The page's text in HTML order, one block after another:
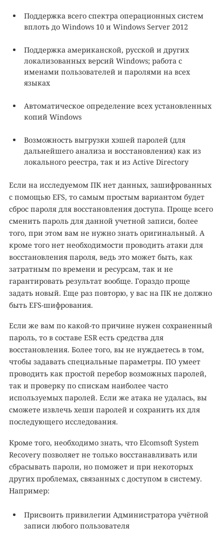
Поддержка всего спектра операционных систем
вплоть до Windows 10 и Windows Server 2012
Поддержка американской, русской и других
локализованных версий Windows; работа с
именами пользователей и паролями на всех
языках
Автоматическое определение всех установленных
копий Windows
Возможность выгрузки хэшей паролей (для
дальнейшего анализа и восстановления) как из
локального реестра, так и из Active Directory
Если на исследуемом ПК нет данных, зашифрованных
с помощью EFS, то самым простым вариантом будет
сброс пароля для восстановления доступа. Проще всего
сменить пароль для данной учетной записи, более
того, при этом вам не нужно знать оригинальный. А
кроме того нет необходимости проводить атаки для
восстановления пароля, ведь это может быть, как
затратным по времени и ресурсам, так и не
гарантировать результат вообще. Гораздо проще
задать новый. Еще раз повторю, у вас на ПК не должно
быть EFS-шифрования.
Если же вам по какой-то причине нужен сохраненный
пароль, то в составе ESR есть средства для
восстановления. Более того, вы не нуждаетесь в том,
чтобы задавать специальные параметры. ПО умеет
проводить как простой перебор возможных паролей,
так и проверку по спискам наиболее часто
используемых паролей. Если же атака не удалась, вы
сможете извлечь хеши паролей и сохранить их для
последующего исследования.
Кроме того, необходимо знать, что Elcomsoft System
Recovery позволяет не только восстанавливать или
сбрасывать пароли, но поможет и при некоторых
других проблемах, связанных с доступом в систему.
Например:
Присвоить привилегии Администратора учётной
записи любого пользователя